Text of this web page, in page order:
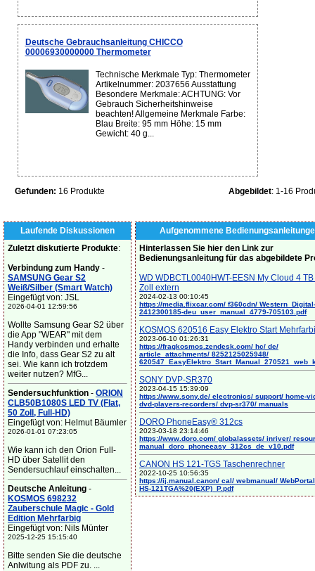
Deutsche Gebrauchsanleitung CHICCO
00006930000000 Thermometer
Technische Merkmale Typ: Thermometer
Artikelnummer: 2037656 Ausstattung
Besondere Merkmale: ACHTUNG: Vor
Gebrauch Sicherheitshinweise
beachten! Allgemeine Merkmale Farbe:
Blau Breite: 95 mm Höhe: 15 mm
Gewicht: 40 g...
Gefunden: 16 Produkte Abgebildet: 1-16
Laufende Diskussionen
Zuletzt diskutierte Produkte:
Verbindung zum Handy -
SAMSUNG Gear S2
Weiß/Silber (Smart Watch)
Eingefügt von: JSL
2026-04-01 12:59:56
Wollte Samsung Gear S2 über
die App "WEAR" mit dem
Handy verbinden und erhalte
die Info, dass Gear S2 zu alt
sei. Wie kann ich trotzdem
weiter nutzen? MfG...
Sendersuchfunktion - ORION
CLB50B1080S LED TV (Flat,
50 Zoll, Full-HD)
Eingefügt von: Helmut Bäumler
2026-01-01 07:23:05
Wie kann ich den Orion Full-
HD über Satellit den
Sendersuchlauf einschalten...
Deutsche Anleitung -
KOSMOS 698232
Zauberschule Magic - Gold
Edition Mehrfarbig
Eingefügt von: Nils Münter
2025-12-25 15:15:40
Bitte senden Sie die deutsche
Anlwitung als PDF zu. ...
Aufgenommene
Hinterlassen Sie hier den Link zur
Bedienungsanleitung für das abgebildete
WD WDBCTL0040HWT-EESN My Cloud 4
Zoll extern
2024-02-13 00:10:45
https://media.flixcar.com/ f360cdn/ Western_Digital-
2412300185-deu_user_manual_4779-705103.pdf
KOSMOS 620516 Easy Elektro Start
2023-06-10 01:26:31
https://fragkosmos.zendesk.com/ hc/ de/
article_attachments/ 8252125025948/
SONY DVP-SR370
2023-04-15 15:39:09
https://www.sony.de/ electronics/ support/ home-
dvd-players-recorders/ dvp-sr370/ manuals
DORO PhoneEasy® 312cs
2023-03-18 23:14:46
https://www.doro.com/ globalassets/ inriver/
manual_doro_phoneeasy_312cs_de_v10.pdf
CANON HS 121-TGS Taschenrechner
2022-10-25 10:56:35
https://ij.manual.canon/ cal/ webmanual/
HS-121TGA%20(EXP)_P.pdf